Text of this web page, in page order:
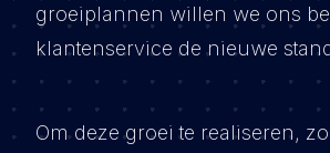
groeiplannen willen we ons
klantenservice de nieuwe
Om deze groei te realiseren,